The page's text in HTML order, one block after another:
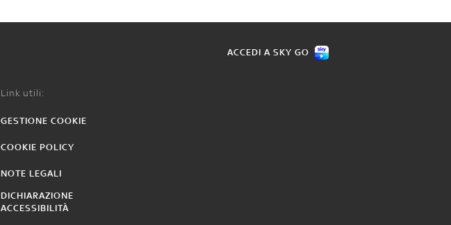
ACCEDI A SKY GO
Link utili:
GESTIONE COOKIE
COOKIE POLICY
NOTE LEGALI
DICHIARAZIONE
ACCESSIBILITÀ